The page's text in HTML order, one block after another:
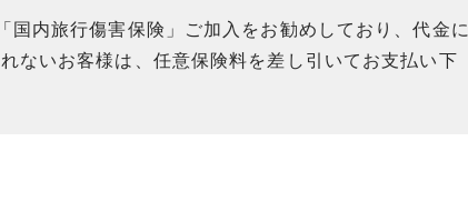
内旅行傷害保険」ご加入をお勧めしており、代金に
ないお客様は、任意保険料を差し引いてお支払い下